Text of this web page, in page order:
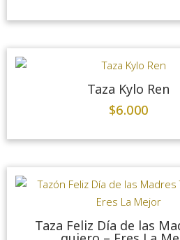
Taza Kylo Ren
$6.000
Taza Feliz Día de las